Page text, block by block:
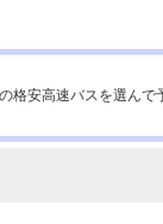
安高速バスを選んで